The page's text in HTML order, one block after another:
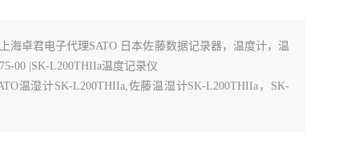
上海卓君电子代理SATO 日本佐藤数据记录器，温度计，温
00 |SK-L200THIIa温度记录仪
温湿计SK-L200THIIa,佐藤温湿计SK-L200THIIa，SK-